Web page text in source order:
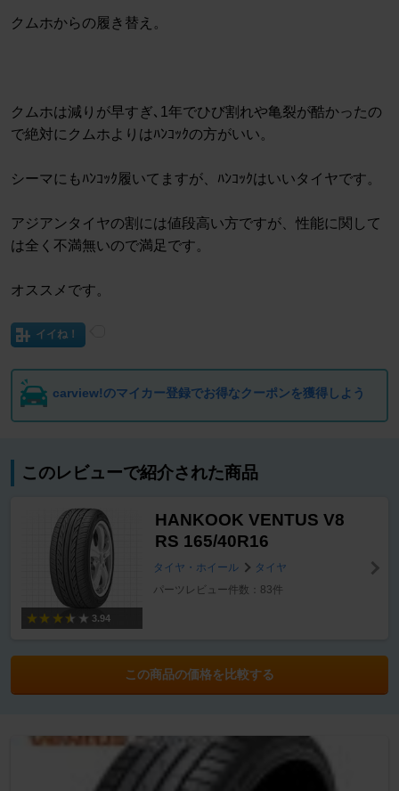
クムホからの履き替え。
クムホは減りが早すぎ､1年でひび割れや亀裂が酷かったの
で絶対にクムホよりはﾊﾝｺｯｸの方がいい。
シーマにもﾊﾝｺｯｸ履いてますが、ﾊﾝｺｯｸはいいタイヤです。
アジアンタイヤの割には値段高い方ですが、性能に関して
は全く不満無いので満足です。
オススメです。
イイね！
carview!のマイカー登録でお得なクーポンを獲得しよう
このレビューで紹介された商品
3.94
HANKOOK VENTUS V8
RS 165/40R16
タイヤ・ホイール
タイヤ
パーツレビュー件数：83件
この商品の価格を比較する